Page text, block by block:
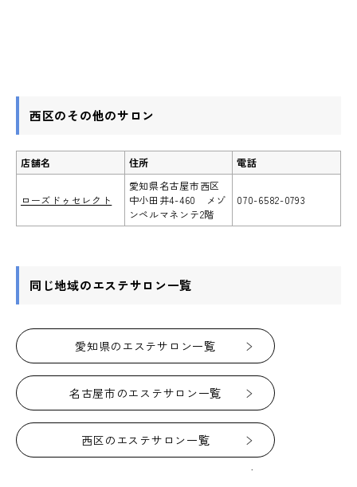
西区のその他のサロン
店舗名 住所 電話
ローズドゥセレクト
愛知県名古屋市西区
中小田井4-460 メゾ
ンペルマネンテ2階
070-6582-0793
同じ地域のエステサロン一覧
愛知県のエステサロン一覧
名古屋市のエステサロン一覧
西区のエステサロン一覧